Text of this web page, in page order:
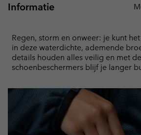
Informatie
Regen, storm en onweer: je kunt
in deze waterdichte, ademende
details houden alles veilig en met
schoenbeschermers blijf je langer